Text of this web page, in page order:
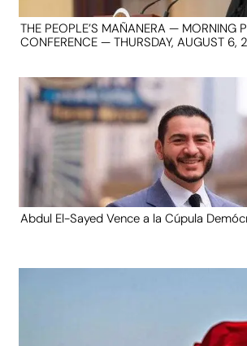
THE PEOPLE’S MAÑANERA — MORNING
CONFERENCE — THURSDAY, AUGUST 6,
Abdul El-Sayed Vence a la Cúpula